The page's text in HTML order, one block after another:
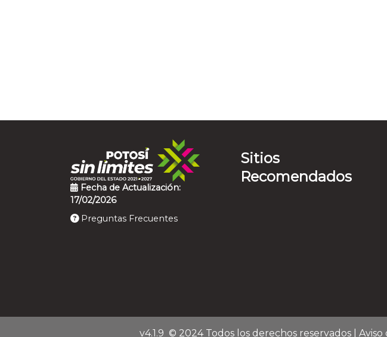
Fecha de Actualización:
17/02/2026
Preguntas Frecuentes
Sitios
Recomendados
v4.1.9 © 2024 Todos los derechos reservados | Aviso